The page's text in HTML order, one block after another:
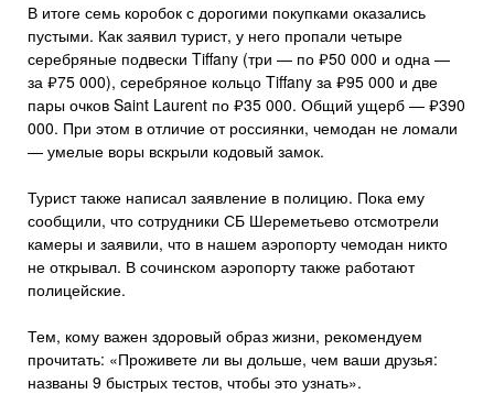
В итоге семь коробок с дорогими покупками оказались
пустыми. Как заявил турист, у него пропали четыре
серебряные подвески Tiffany (три — по ₽50 000 и одна —
за ₽75 000), серебряное кольцо Tiffany за ₽95 000 и две
пары очков Saint Laurent по ₽35 000. Общий ущерб — ₽390
000. При этом в отличие от россиянки, чемодан не ломали
— умелые воры вскрыли кодовый замок.
Турист также написал заявление в полицию. Пока ему
сообщили, что сотрудники СБ Шереметьево отсмотрели
камеры и заявили, что в нашем аэропорту чемодан никто
не открывал. В сочинском аэропорту также работают
полицейские.
Тем, кому важен здоровый образ жизни, рекомендуем
прочитать: «Проживете ли вы дольше, чем ваши друзья:
названы 9 быстрых тестов, чтобы это узнать».